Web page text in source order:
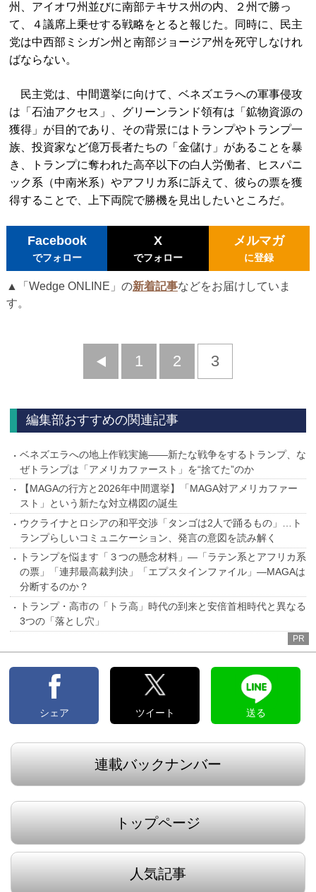
州、アイオワ州並びに南部テキサス州の内、２州で勝っ
て、４議席上乗せする戦略をとると報じた。同時に、民主
党は中西部ミシガン州と南部ジョージア州を死守しなけれ
ばならない。
民主党は、中間選挙に向けて、ベネズエラへの軍事侵攻
は「石油アクセス」、グリーンランド領有は「鉱物資源の
獲得」が目的であり、その背景にはトランプやトランプ一
族、投資家など億万長者たちの「金儲け」があることを暴
き、トランプに奪われた高卒以下の白人労働者、ヒスパニ
ック系（中南米系）やアフリカ系に訴えて、彼らの票を獲
得することで、上下両院で勝機を見出したいところだ。
Facebook
でフォロー
X
でフォロー
メルマガ
に登録
▲「Wedge ONLINE」の新着記事などをお届けしていま
す。
前
1 2 3
編集部おすすめの関連記事
ベネズエラへの地上作戦実施――新たな戦争をするトランプ、な
ぜトランプは「アメリカファースト」を“捨てた”のか
【MAGAの行方と2026年中間選挙】「MAGA対アメリカファー
スト」という新たな対立構図の誕生
ウクライナとロシアの和平交渉「タンゴは2人で踊るもの」…ト
ランプらしいコミュニケーション、発言の意図を読み解く
トランプを悩ます「３つの懸念材料」―「ラテン系とアフリカ系
の票」「連邦最高裁判決」「エプスタインファイル」―MAGAは
分断するのか？
トランプ・高市の「トラ高」時代の到来と安倍首相時代と異なる
3つの「落とし穴」
PR
シェア ツイート 送る
連載バックナンバー
トップページ
人気記事